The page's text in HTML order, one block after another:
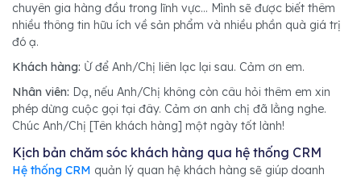
chuyên gia hàng đầu trong lĩnh vực... Mình sẽ được biết thêm
nhiều thông tin hữu ích về sản phẩm và nhiều phần quà giá trị
đó ạ.
Khách hàng: Ừ để Anh/Chị liên lạc lại sau. Cảm ơn em.
Nhân viên: Dạ, nếu Anh/Chị không còn câu hỏi thêm em xin
phép dừng cuộc gọi tại đây. Cảm ơn anh chị đã lằng nghe.
Chúc Anh/Chị [Tên khách hàng] một ngày tốt lành!
Kịch bản chăm sóc khách hàng qua hệ thống CRM
Hệ thống CRM quản lý quan hệ khách hàng sẽ giúp doanh